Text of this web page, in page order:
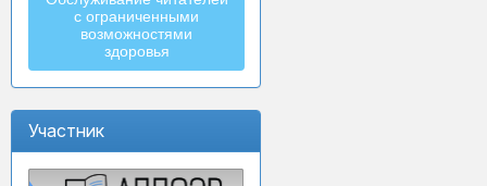
с ограниченными
возможностями
здоровья
Участник